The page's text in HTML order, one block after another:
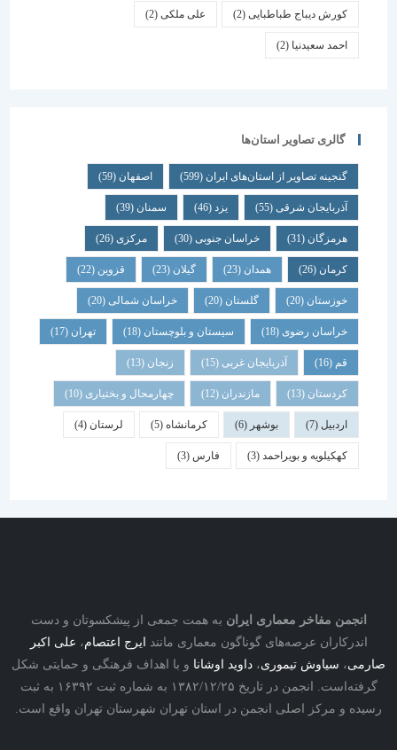
کورش دیباج طباطبایی(2) علی ملکی(2)
احمد سعیدنیا (2)
گالری تصاویر استان‌ها
گنجینه تصاویر از استان‌های ایران(599) اصفهان (59)
آذربایجان شرقی(55) یزد سمنان (39)
هرمزگان(31) خراسان جنوبی(30) مرکزی (26)
همدان گیلان قزوین
خوزستان(20) گلستان (20) خراسان شمالی(20)
خراسان رضوی(18) سیستان و بلوچستان(18) تهران
آذربایجان غربی(15) زنجان
کردستان(13) مازندران(12) چهارمحال و بختیاری (10)
بوشهر کرمانشاه(5) لرستان (4)
کهکیلویه و بویراحمد(3) فارس
مفاخر معماری ایرانبه همت جمعی از پیشکسوتان و دست
عرصه‌های گوناگون معماری مانندایرج اعتصام،علی اکبر
،سیاوش تیموری،داوید اوشاناو با اهداف فرهنگی و حمایتی شکل
گرفته‌است. انجمن در تاریخ ۱۳۸۲/۱۲/۲۵ به شماره ثبت ۱۶۳۹۲ به ثبت
و مرکز اصلی انجمن در استان تهران شهرستان تهران واقع است.